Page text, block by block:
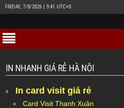
FRIDAY, 7/8/2026 | 9:41 UTC+0
IN NHANH GIÁ RẺ HÀ NỘI
In card visit giá rẻ
Card Visit Thanh Xuân